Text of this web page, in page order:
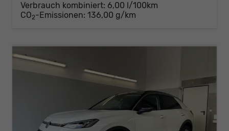
Verbrauch kombiniert: 6,00 l/100km
CO2-Emissionen: 136,00 g/km